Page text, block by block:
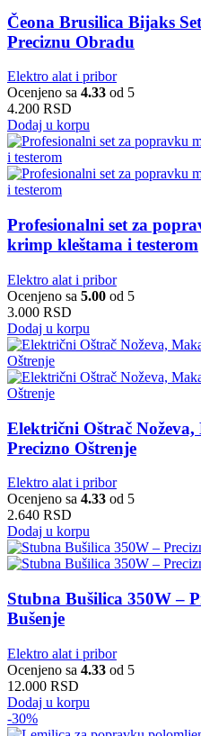
Čeona Brusilica Bijaks
Preciznu Obradu
Elektro alat i pribor
Ocenjeno sa 4.33 od 5
4.200 RSD
Dodaj u korpu
Profesionalni set za
krimp kleštama i testerom
Elektro alat i pribor
Ocenjeno sa 5.00 od 5
3.000 RSD
Dodaj u korpu
Električni Oštrač
Precizno Oštrenje
Elektro alat i pribor
Ocenjeno sa 4.33 od 5
2.640 RSD
Dodaj u korpu
Stubna Bušilica 350W –
Bušenje
Elektro alat i pribor
Ocenjeno sa 4.33 od 5
12.000 RSD
Dodaj u korpu
-30%